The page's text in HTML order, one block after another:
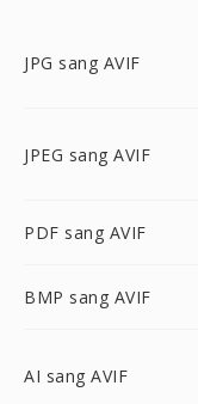
JPG sang AVIF
JPEG sang AVIF
PDF sang AVIF
BMP sang AVIF
AI sang AVIF